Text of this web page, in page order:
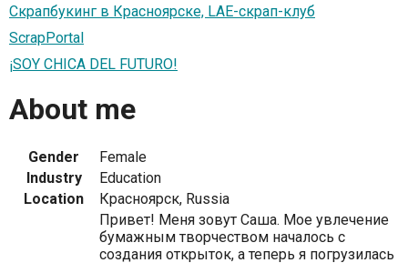
Скрапбукинг в Красноярске, LAE-скрап-клуб
ScrapPortal
¡SOY CHICA DEL FUTURO!
About me
Gender
Female
Industry
Education
Location
Красноярск, Russia
Привет! Меня зовут Саша. Мое увлечение
бумажным творчеством началось с
создания открыток, а теперь я погрузилась